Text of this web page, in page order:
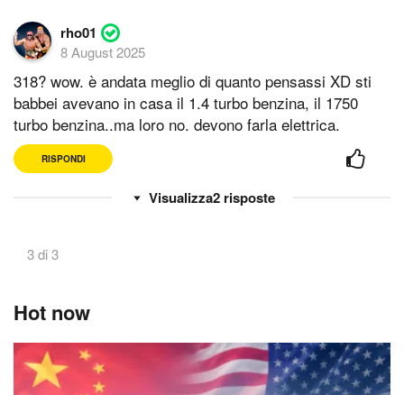
rho01
8 August 2025
318? wow. è andata meglio di quanto pensassi XD sti
babbei avevano in casa il 1.4 turbo benzina, il 1750
turbo benzina..ma loro no. devono farla elettrica.
RISPONDI
2risposte
3 di 3
Hot now